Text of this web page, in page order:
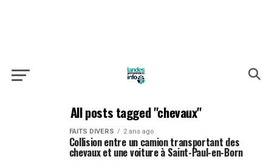
All posts tagged "chevaux"
FAITS DIVERS 2 ans ago
Collision entre un camion transportant des
chevaux et une voiture à Saint-Paul-en-Born